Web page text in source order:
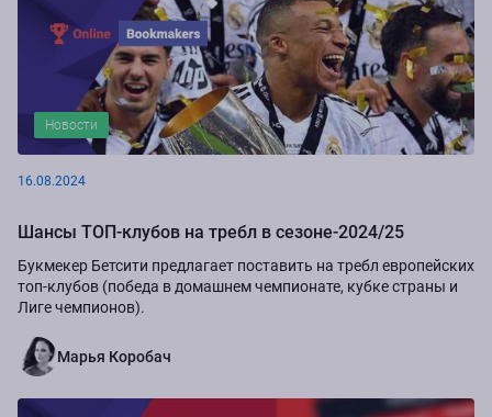
Новости
16.08.2024
Шансы ТОП-клубов на требл в сезоне-2024/25
Букмекер Бетсити предлагает поставить на требл европейских
топ-клубов (победа в домашнем чемпионате, кубке страны и
Лиге чемпионов).
Марья Коробач